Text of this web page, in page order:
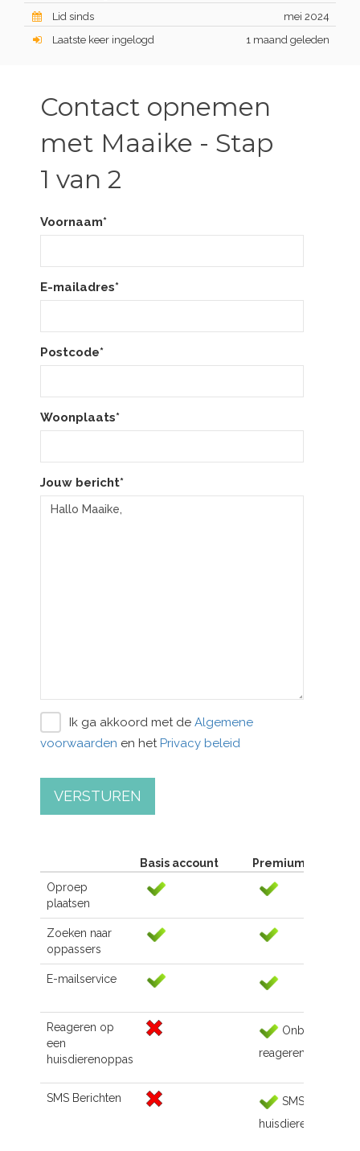
Lid sinds
mei 2024
Laatste keer ingelogd
1 maand geleden
Contact opnemen
met Maaike - Stap
1 van 2
Voornaam*
E-mailadres*
Postcode*
Woonplaats*
Jouw bericht*
Ik ga akkoord met de Algemene
voorwaarden en het Privacy beleid
VERSTUREN
Basis account
Premium account
Oproep
plaatsen
Zoeken naar
oppassers
E-mailservice
Reageren op
een
huisdierenoppas
Onbeperkt
reageren
SMS Berichten
SMS naar de
huisdierenoppas